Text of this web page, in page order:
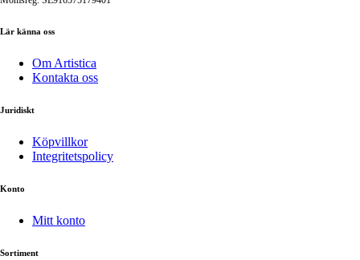
Lär känna oss
Om Artistica
Kontakta oss
Juridiskt
Köpvillkor
Integritetspolicy
Konto
Mitt konto
Sortiment